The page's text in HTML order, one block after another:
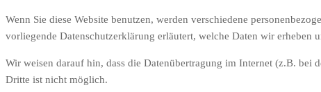
Wenn Sie diese Website benutzen, werden verschiedene
vorliegende Datenschutzerklärung erläutert, welche Daten wir
Wir weisen darauf hin, dass die Datenübertragung im Internet (z.B.
Dritte ist nicht möglich.